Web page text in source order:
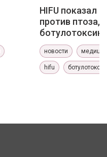
HIFU показал
против птоза,
новости
hifu ботулотоксин